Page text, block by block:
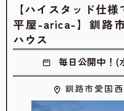
【ハイスタッド仕
平屋-arica-】釧路
ハウス
毎日公開中！(
釧路市愛国